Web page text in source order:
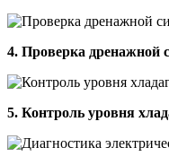
4. Проверка дренажной
5. Контроль уровня